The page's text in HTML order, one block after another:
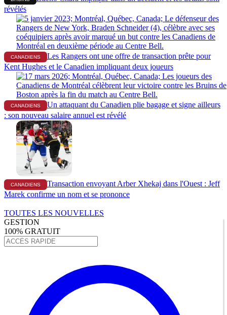
révélés
CANADIENS
Les Rangers ont une offre de transaction prête pour
Kent Hughes et le Canadien impliquant deux joueurs
CANADIENS
Un attaquant du Canadien plie bagage et signe ailleurs
: son nouveau salaire annuel est révélé
CANADIENS
Transaction envoyant Arber Xhekaj dans l'Ouest : Jeff
Marek confirme un nom et se prononce
TOUTES LES NOUVELLES
GESTION
100% GRATUIT